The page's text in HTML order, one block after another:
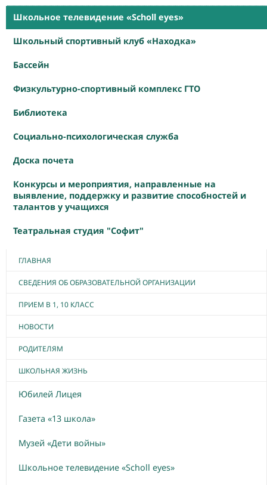
Школьное телевидение «Scholl eyes»
Школьный спортивный клуб «Находка»
Бассейн
Физкультурно-спортивный комплекс ГТО
Библиотека
Социально-психологическая служба
Доска почета
Конкурсы и мероприятия, направленные на
выявление, поддержку и развитие способностей и
талантов у учащихся
Театральная студия "Софит"
ГЛАВНАЯ
СВЕДЕНИЯ ОБ ОБРАЗОВАТЕЛЬНОЙ ОРГАНИЗАЦИИ
ПРИЕМ В 1, 10 КЛАСС
НОВОСТИ
РОДИТЕЛЯМ
ШКОЛЬНАЯ ЖИЗНЬ
Юбилей Лицея
Газета «13 школа»
Музей «Дети войны»
Школьное телевидение «Scholl eyes»